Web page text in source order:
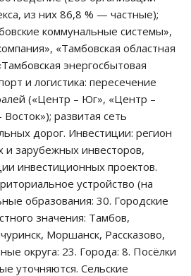
из них 86,8 % — частные);
коммунальные системы»,
«Тамбовская областная
энергосбытовая
и логистика: пересечение
(«Центр – Юг», «Центр –
развитая сеть
дорог. Инвестиции: регион
и зарубежных инвесторов,
инвестиционных проектов.
устройство (на
образования: 30. Городские
значения: Тамбов,
Моршанск, Рассказово,
округа: 23. Города: 8. Посёлки
уточняются. Сельские